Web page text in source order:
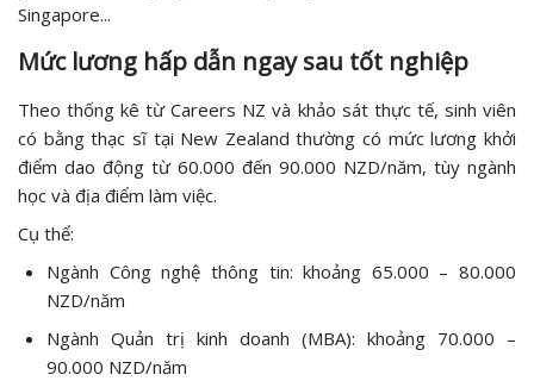
Singapore...
Mức lương hấp dẫn ngay sau tốt nghiệp
Theo thống kê từ Careers NZ và khảo sát thực tế, sinh viên
có bằng thạc sĩ tại New Zealand thường có mức lương khởi
điểm dao động từ 60.000 đến 90.000 NZD/năm, tùy ngành
học và địa điểm làm việc.
Cụ thể:
Ngành Công nghệ thông tin: khoảng 65.000 – 80.000
NZD/năm
Ngành Quản trị kinh doanh (MBA): khoảng 70.000 –
90.000 NZD/năm